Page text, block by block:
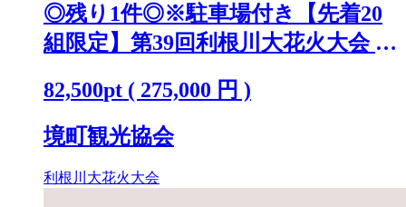
◎残り1件◎※駐車場付き【先着20
組限定】第39回利根川大花火大会 観
(ペア)] K2442
82,500pt ( 275,000 円 )
境町観光協会
利根川大花火大会